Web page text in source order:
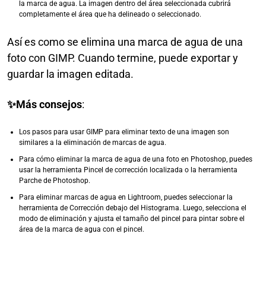
la marca de agua. La imagen dentro del área seleccionada cubrirá
completamente el área que ha delineado o seleccionado.
Así es como se elimina una marca de agua de una
foto con GIMP. Cuando termine, puede exportar y
guardar la imagen editada.
✨Más consejos:
Los pasos para usar GIMP para eliminar texto de una imagen son
similares a la eliminación de marcas de agua.
Para cómo eliminar la marca de agua de una foto en Photoshop, puedes
usar la herramienta Pincel de corrección localizada o la herramienta
Parche de Photoshop.
Para eliminar marcas de agua en Lightroom, puedes seleccionar la
herramienta de Corrección debajo del Histograma. Luego, selecciona el
modo de eliminación y ajusta el tamaño del pincel para pintar sobre el
área de la marca de agua con el pincel.